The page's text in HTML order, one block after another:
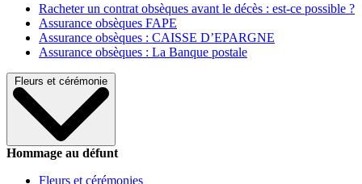
Racheter un contrat obsèques avant le décès : est-ce possible ?
Assurance obsèques FAPE
Assurance obsèques : CAISSE D’EPARGNE
Assurance obsèques : La Banque postale
Fleurs et cérémonie
Hommage au défunt
Fleurs et cérémonies